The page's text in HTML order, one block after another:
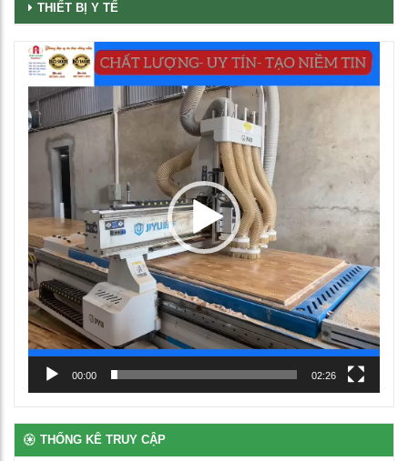
THIẾT BỊ Y TẾ
Trình
chơi
Video
00:00 02:26
THỐNG KÊ TRUY CẬP
Ghế học sinh chân chữ L
460,000₫
1,250,000